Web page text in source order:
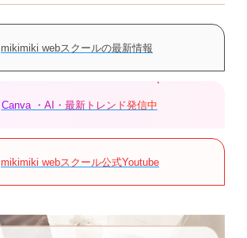
mikimiki webスクールの最新情報
Canva ・AI・最新トレンド発信中
mikimiki webスクール公式Youtube